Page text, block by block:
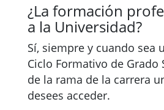
¿La formación
a la Universidad?
Sí, siempre y cuando sea
Ciclo Formativo de
de la rama de la carrera
desees acceder.